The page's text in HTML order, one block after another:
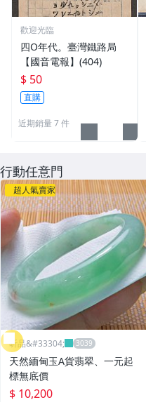
歡迎光臨
四O年代。臺灣鐵路局
【國音電報】(404)
$ 50
直購
近期銷量 7 件
行動任意門
超人氣賣家
昕品&#33304;
天然緬甸玉A貨翡翠、一元起
標無底價
$ 10,200